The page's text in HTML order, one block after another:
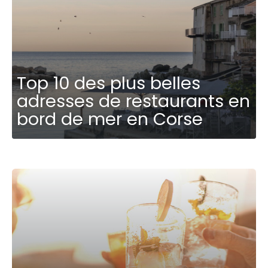
Top 10 des plus belles
adresses de restaurants en
bord de mer en Corse